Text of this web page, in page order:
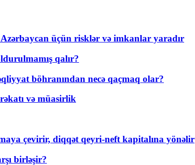
üçün risklər və imkanlar yaradır
qalır?
böhranından necə qaçmaq olar?
və müasirlik
çevirir, diqqət qeyri-neft kapitalına yönəlir
birləşir?